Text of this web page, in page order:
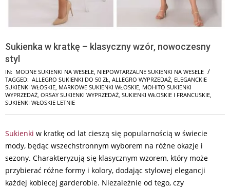
Sukienka w kratkę – klasyczny wzór, nowoczesny
styl
IN: MODNE SUKIENKI NA WESELE, NIEPOWTARZALNE SUKIENKI NA WESELE
TAGGED: ALLEGRO SUKIENKI DO 50 ZŁ, ALLEGRO WYPRZEDAŻ, ELEGANCKIE
SUKIENKI WŁOSKIE, MARKOWE SUKIENKI WŁOSKIE, MOHITO SUKIENKI
WYPRZEDAŻ, ORSAY SUKIENKI WYPRZEDAŻ, SUKIENKI WŁOSKIE I FRANCUSKIE,
SUKIENKI WŁOSKIE LETNIE
Sukienki w kratkę od lat cieszą się popularnością w świecie
mody, będąc wszechstronnym wyborem na różne okazje i
sezony. Charakteryzują się klasycznym wzorem, który może
przybierać różne formy i kolory, dodając stylowej elegancji
każdej kobiecej garderobie. Niezależnie od tego, czy